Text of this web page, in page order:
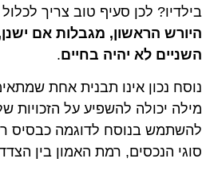
בילדיו? לכן סעיף טוב צריך לכלול
היורש הראשון, מגבלות אם
השניים לא יהיה בחיים.
נוסח נכון אינו תבנית אחת
מילה יכולה להשפיע על הזכויות
להשתמש בנוסח לדוגמה כבסיס
סוגי הנכסים, רמת האמון בין